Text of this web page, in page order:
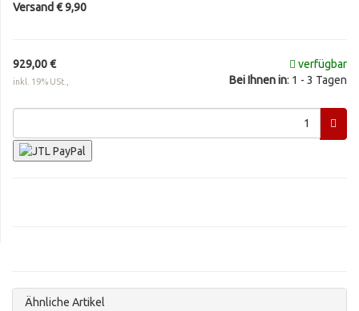
Versand € 9,90
929,00 €
inkl. 19% USt.,
verfügbar
Bei Ihnen in: 1 - 3 Tagen
Ähnliche Artikel